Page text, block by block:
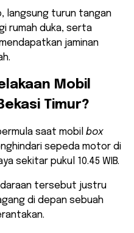
langsung turun tangan
rumah duka, serta
jaminan
Mobil
Timur?
saat mobil box
sepeda motor di
sekitar pukul 10.45 WIB.
tersebut justru
di depan sebuah